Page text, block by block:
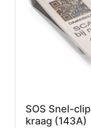
SOS Snel-
kraag (143A)